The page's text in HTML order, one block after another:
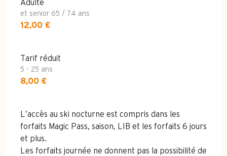
Adulte
et senior 65 / 74 ans
12,00 €
Tarif réduit
5 - 25 ans
8,00 €
L’accès au ski nocturne est compris dans les
forfaits Magic Pass, saison, LIB et les forfaits 6 jours
et plus.
Les forfaits journée ne donnent pas la possibilité de